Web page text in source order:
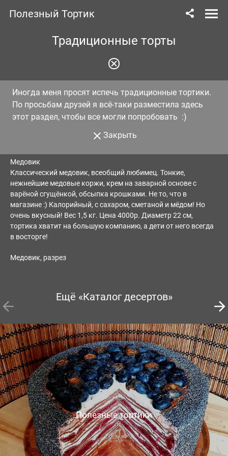
Полезный Тортик
Традиционные торты
Иногда меня просят испечь традиционные тортики.
По просьбам друзей я всё-таки разместила здесь
этот раздел, чтобы все могли попробовать :)
Закрыть
Медовик
Классический медовик, всеобщий любимец. Тонкие,
нежнейшие медовые коржи, крем на заварной основе с
варёной сгущёнкой, обсыпка крошками. Не то, что в
магазине :) Калорийный, с сахаром, сметаной и мёдом! Но
очень вкусный! Вес 1,5 кг. Цена 4000р. Диаметр 22 см,
тортика хватит на большую компанию, а дети от него всегда
в восторге!
Медовик, разрез
Ещё «Каталог десертов»
Полезные тортики